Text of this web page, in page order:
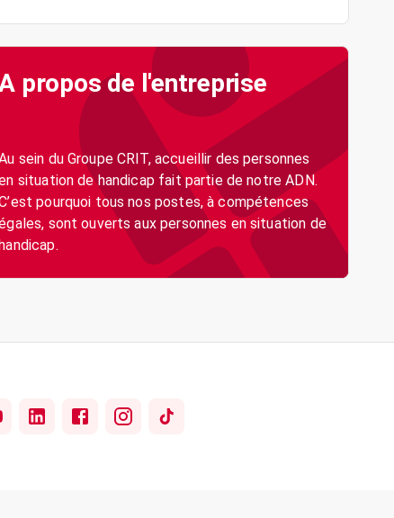
propos de l'entreprise
sein du Groupe CRIT, accueillir des personnes
situation de handicap fait partie de notre ADN.
pourquoi tous nos postes, à compétences
sont ouverts aux personnes en situation de